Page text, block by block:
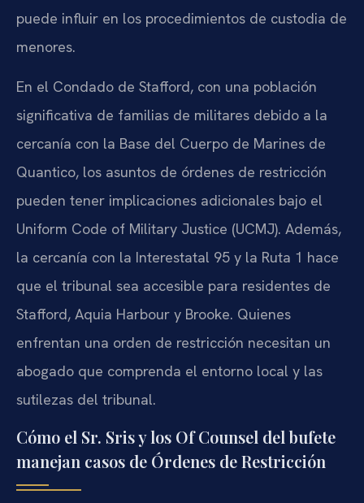
puede influir en los procedimientos de custodia de
menores.
En el Condado de Stafford, con una población
significativa de familias de militares debido a la
cercanía con la Base del Cuerpo de Marines de
Quantico, los asuntos de órdenes de restricción
pueden tener implicaciones adicionales bajo el
Uniform Code of Military Justice (UCMJ). Además,
la cercanía con la Interestatal 95 y la Ruta 1 hace
que el tribunal sea accesible para residentes de
Stafford, Aquia Harbour y Brooke. Quienes
enfrentan una orden de restricción necesitan un
abogado que comprenda el entorno local y las
sutilezas del tribunal.
Cómo el Sr. Sris y los Of Counsel del bufete
manejan casos de Órdenes de Restricción